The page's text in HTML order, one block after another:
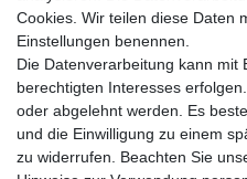
Infos zum Elektrogesetz
ODR-Verordnung
FAQs
Hilfe
Kontakt
Mein Konto
Cookies. Wir teilen diese Daten
Einstellungen benennen.
Die Datenverarbeitung kann mit
berechtigten Interesses
oder abgelehnt werden. Es
und die Einwilligung zu einem
zu widerrufen. Beachten Sie